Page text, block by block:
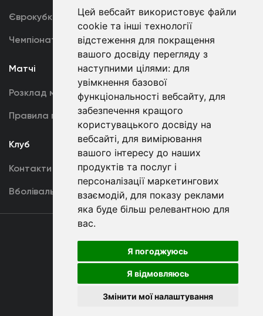
Цей вебсайт використовує файли
cookie та інші технології
відстеження для покращення
вашого досвіду перегляду з
наступними цілями: для
увімкнення базової
функціональності вебсайту, для
забезпечення кращого
користувацького досвіду на
вебсайті, для вимірювання
вашого інтересу до наших
продуктів та послуг і
персоналізації маркетингових
взаємодій, для показу реклами
яка буде більш релевантною для
вас.
Я погоджуюсь
Я відмовляюсь
Змінити мої налаштування
Єврокубки
Чемпіонат України
Фотогалерея
Акредитація
Матчі
Розклад матчів
Правила поведінки
Команда
Перша команда
U19
Клуб
Контакти
Вболівальникам
Угода
користувача
Copyright © ФК «Динамо» Київ